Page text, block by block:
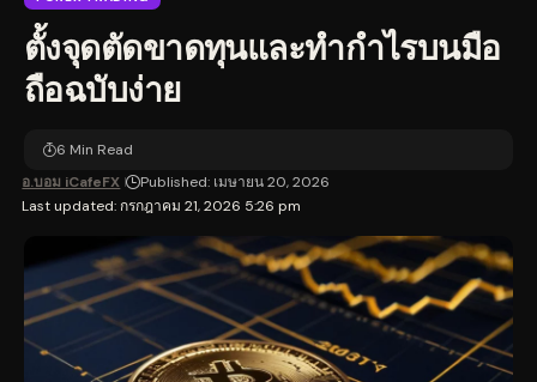
ตั้งจุดตัดขาดทุนและทำกำไรบนมือ
ถือฉบับง่าย
Last updated: กรกฎาคม 21, 2026 5:26 pm
อ.บอม iCafeFX Published: เมษายน 20, 2026
6 Min Read